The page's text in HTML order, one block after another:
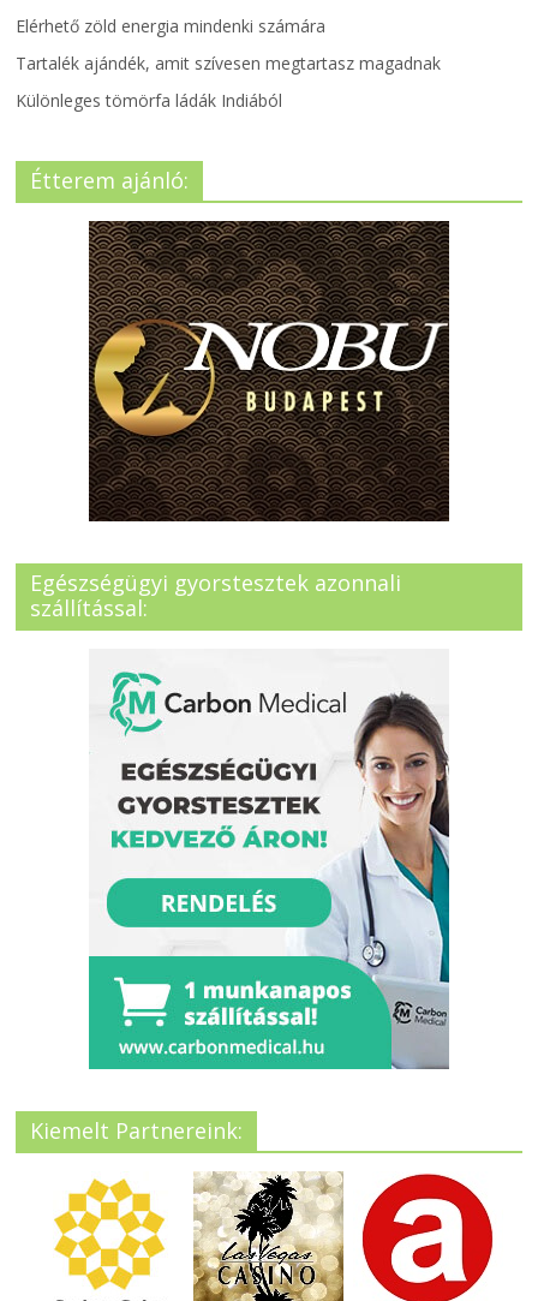
Elérhető zöld energia mindenki számára
Tartalék ajándék, amit szívesen megtartasz magadnak
Különleges tömörfa ládák Indiából
Étterem ajánló:
Egészségügyi gyorstesztek azonnali
szállítással:
Kiemelt Partnereink: